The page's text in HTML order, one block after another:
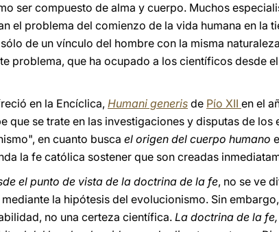
ser compuesto de alma y cuerpo. Muchos
el problema del comienzo de la vida humana en la
de un vínculo del hombre con la misma
problema, que ha ocupado a los científicos desde
en la Encíclica, Humani generis de Pío XII en el
que se trate en las investigaciones y disputas de los
en cuanto busca el origen del cuerpo humano
la fe católica sostener que son creadas
el punto de vista de la doctrina de la fe, no se ve
la hipótesis del evolucionismo. Sin
no una certeza científica.La doctrina de la